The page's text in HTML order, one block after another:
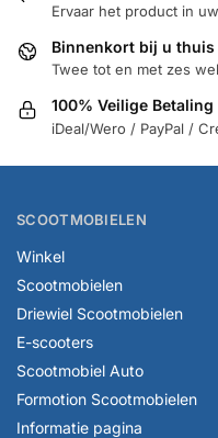
Ervaar het product in
Binnenkort bij u thuis
Twee tot en met zes
100% Veilige Betaling
iDeal/Wero / PayPal /
SCOOTMOBIELEN
Winkel
Scootmobielen
Driewiel Scootmobielen
E-scooters
Scootmobiel Auto
Formotion Scootmobielen
Informatie pagina